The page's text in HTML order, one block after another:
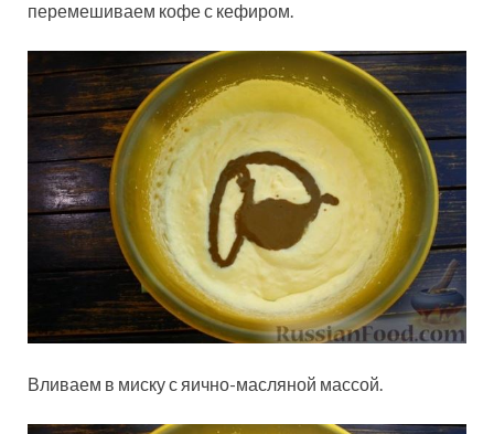
перемешиваем кофе с кефиром.
Вливаем в миску с яично-масляной массой.